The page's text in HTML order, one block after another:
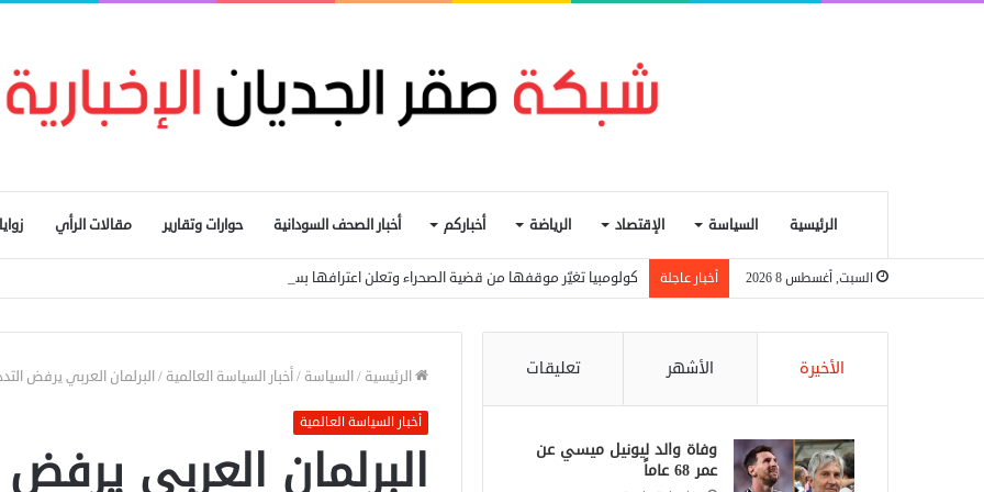
الرئيسية السياسة الإقتصاد الرياضة أخباركم أخبار الصحف السودانية حوارات وتقارير مقالات الرأي
السبت, أغسطس 8 2026 أخبار عاجلة كولومبيا تغيّر موقفها من قضية الصحراء وتعلن اعترافها بسيادة المغرب
الرئيسية /السياسة /أخبار السياسة العالمية /البرلمان العربي يرفض
أخبار السياسة العالمية
البرلمان العربي
الأخيرة الأشهر تعليقات
وفاة والد ليونيل ميسي عن
عمر 68 عاماً